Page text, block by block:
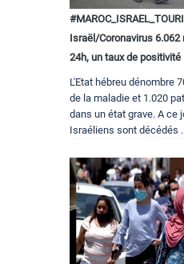
Israël/Coronavirus 6.062
24h, un taux de positivité
L'Etat hébreu dénombre
de la maladie et 1.020
dans un état grave. A ce
Israéliens sont décédés